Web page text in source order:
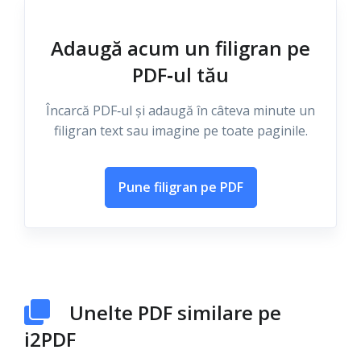
Adaugă acum un filigran pe
PDF‑ul tău
Încarcă PDF‑ul și adaugă în câteva minute un
filigran text sau imagine pe toate paginile.
Pune filigran pe PDF
Unelte PDF similare pe
i2PDF